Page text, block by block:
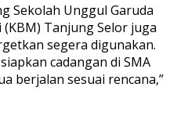
Sekolah Unggul Garuda
Tanjung Selor juga
segera digunakan.
cadangan di SMA
berjalan sesuai rencana,”